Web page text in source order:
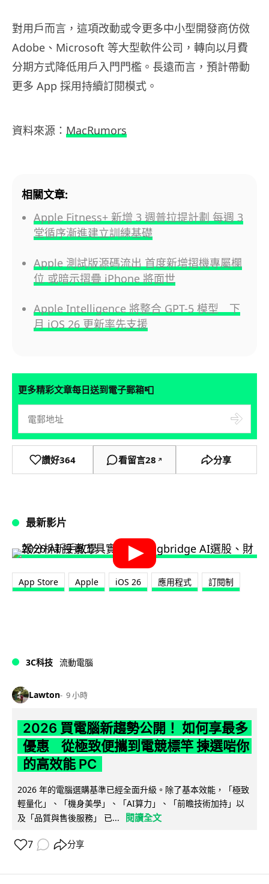
對用戶而言，這項改動或令更多中小型開發商仿傚
Adobe、Microsoft 等大型軟件公司，轉向以月費
分期方式降低用戶入門門檻。長遠而言，預計帶動
更多 App 採用持續訂閱模式。
資料來源： MacRumors
相關文章:
Apple Fitness+ 新增 3 週普拉提計劃 每週 3
堂循序漸進建立訓練基礎
Apple 測試版源碼流出 首度新增摺機專屬欄
位 或暗示摺疊 iPhone 將面世
Apple Intelligence 將整合 GPT-5 模型 下
月 iOS 26 更新率先支援
更多精彩文章每日送到電子郵箱📮
讚好364 看留言28 ↗ 分享
最新影片
App Store Apple iOS 26 應用程式 訂閱制
3C科技 流動電腦
Lawton 9 小時
2026 買電腦新趨勢公開！ 如何享最多
優惠 從極致便攜到電競標竿 揀選啱你
的高效能 PC
2026 年的電腦選購基準已經全面升級。除了基本效能，「極致
輕量化」、「機身美學」、「AI算力」、「前瞻技術加持」以
及「品質與售後服務」 已...
閱讀全文
7 分享